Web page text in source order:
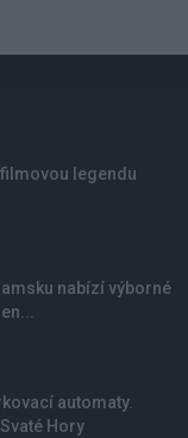
legendu
nabízí výborné
automaty.
Hory